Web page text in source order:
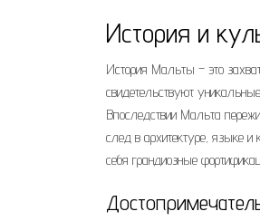
История и
История Мальты – это
свидетельствуют
Впоследствии Мальта
след в архитектуре, языке и
себя грандиозные